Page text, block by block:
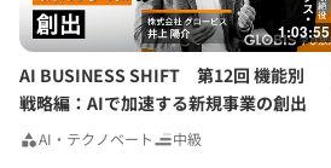
1:03:55
AI BUSINESS SHIFT 第12回 機能別
戦略編：AIで加速する新規事業の創出
AI・テクノベート 中級